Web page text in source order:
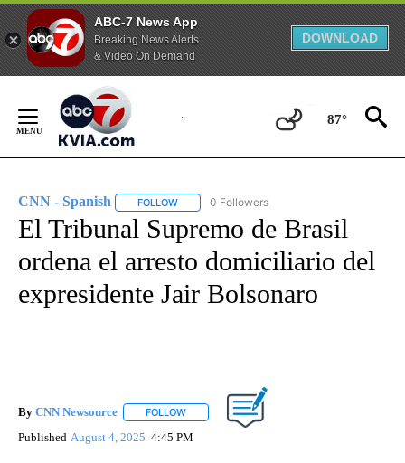
ABC-7 News App
Breaking News Alerts
& Video On Demand
DOWNLOAD
Content
87°
CNN - Spanish FOLLOW FOLLOW "CNN - SPANISH" TO RECEIVE
0 Followers
El Tribunal Supremo de Brasil
ordena el arresto domiciliario del
expresidente Jair Bolsonaro
By CNN Newsource FOLLOW FOLLOW "" TO RECEIVE NOTIFICATIONS
Published August 4, 2025 4:45 PM